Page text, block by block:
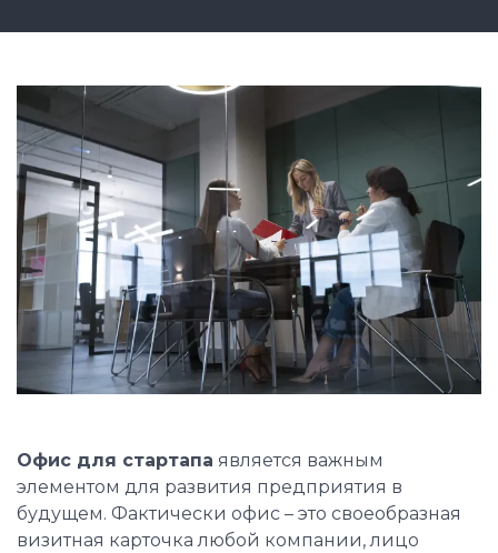
Офис для стартапа является важным
элементом для развития предприятия в
будущем. Фактически офис – это своеобразная
визитная карточка любой компании, лицо